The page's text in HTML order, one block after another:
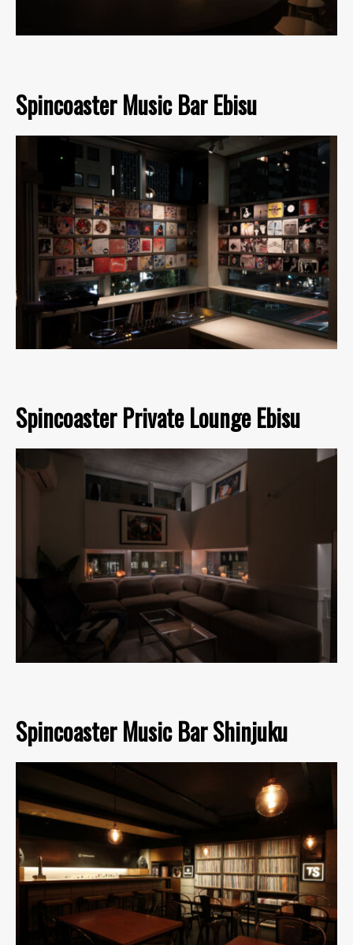
Spincoaster Music Bar Ebisu
Spincoaster Private Lounge Ebisu
Spincoaster Music Bar Shinjuku